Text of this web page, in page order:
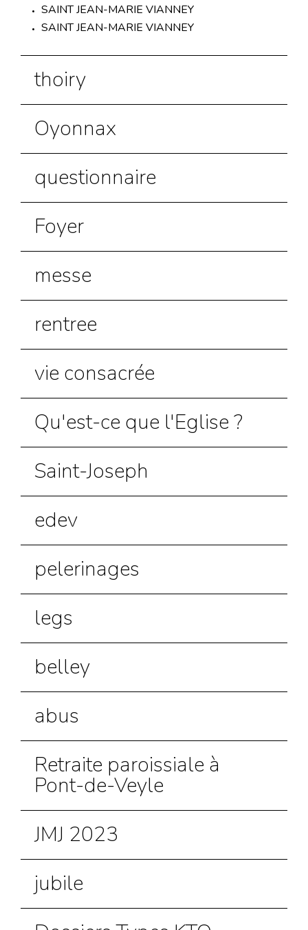
SAINT JEAN-MARIE VIANNEY
SAINT JEAN-MARIE VIANNEY
thoiry
Oyonnax
questionnaire
Foyer
messe
rentree
vie consacrée
Qu'est-ce que l'Eglise ?
Saint-Joseph
edev
pelerinages
legs
belley
abus
Retraite paroissiale à
Pont-de-Veyle
JMJ 2023
jubile